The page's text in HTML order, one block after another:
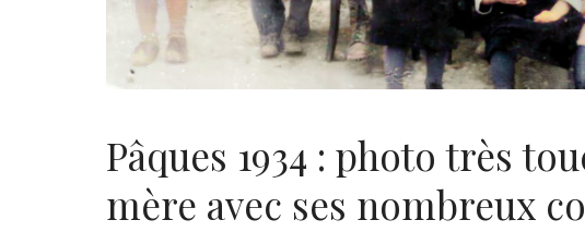
Pâques 1934 : photo très
mère avec ses nombreux